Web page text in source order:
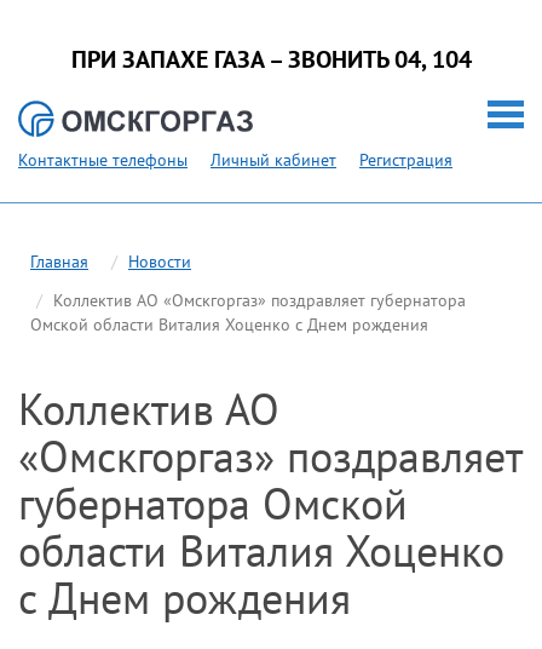
ПРИ ЗАПАХЕ ГАЗА – ЗВОНИТЬ 04, 104
Контактные телефоны Личный кабинет Регистрация
Главная
Новости
Коллектив АО «Омскгоргаз» поздравляет губернатора
Омской области Виталия Хоценко с Днем рождения
Коллектив АО
«Омскгоргаз» поздравляет
губернатора Омской
области Виталия Хоценко
с Днем рождения